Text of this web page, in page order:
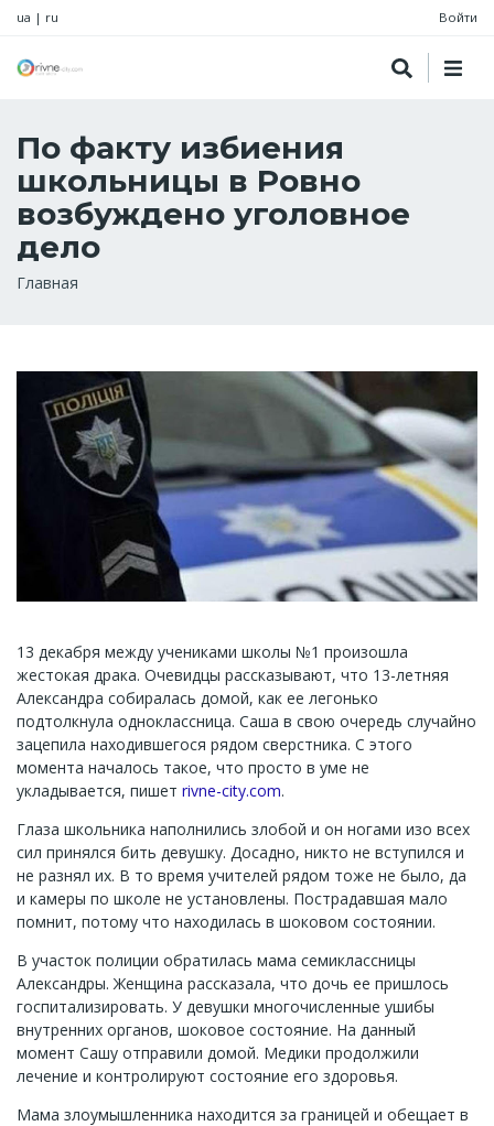
ua | ru Войти
По факту избиения
школьницы в Ровно
возбуждено уголовное
дело
Строка
Главная
13 декабря между учениками школы №1 произошла
жестокая драка. Очевидцы рассказывают, что 13-летняя
Александра собиралась домой, как ее легонько
подтолкнула одноклассница. Саша в свою очередь случайно
зацепила находившегося рядом сверстника. С этого
момента началось такое, что просто в уме не
укладывается, пишет rivne-city.com.
Глаза школьника наполнились злобой и он ногами изо всех
сил принялся бить девушку. Досадно, никто не вступился и
не разнял их. В то время учителей рядом тоже не было, да
и камеры по школе не установлены. Пострадавшая мало
помнит, потому что находилась в шоковом состоянии.
В участок полиции обратилась мама семиклассницы
Александры. Женщина рассказала, что дочь ее пришлось
госпитализировать. У девушки многочисленные ушибы
внутренних органов, шоковое состояние. На данный
момент Сашу отправили домой. Медики продолжили
лечение и контролируют состояние его здоровья.
Мама злоумышленника находится за границей и обещает в